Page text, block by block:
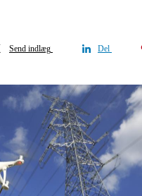
Send indlæg Del